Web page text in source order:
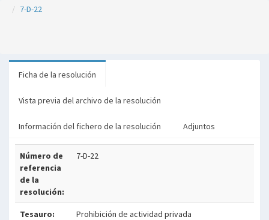
7-D-22
Ficha de la resolución
Vista previa del archivo de la resolución
Información del fichero de la resolución Adjuntos
Número de
referencia
de la
resolución:
7-D-22
Tesauro: Prohibición de actividad privada